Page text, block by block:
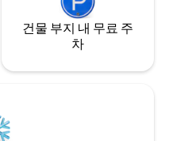
건물 부지 내 무료 주
차